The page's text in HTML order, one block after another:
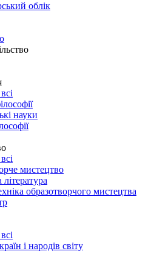
облік
науки
мистецтво
література
образотворчого мистецтва
і народів світу